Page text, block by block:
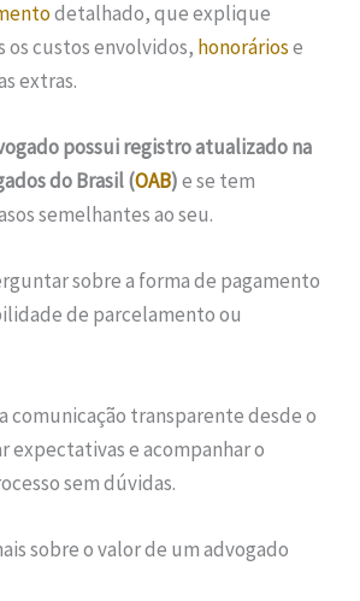
detalhado, que explique
custos envolvidos, honoráriose
extras.
possui registro atualizado na
do Brasil (OAB)e se tem
semelhantes ao seu.
sobre a forma de pagamento
de parcelamento ou
comunicação transparente desde o
expectativas e acompanhar o
sem dúvidas.
sobre o valor de um advogado